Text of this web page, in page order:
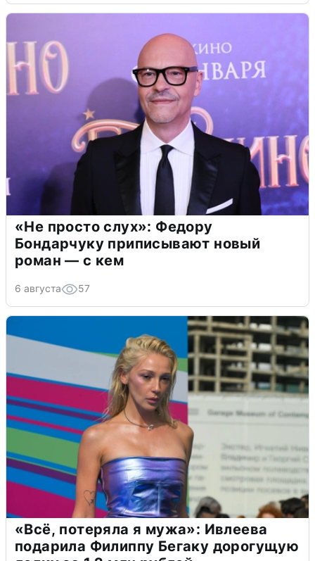
«Не просто слух»: Федору
Бондарчуку приписывают новый
роман — с кем
6 августа 57
«Всё, потеряла я мужа»: Ивлеева
подарила Филиппу Бегаку дорогущую